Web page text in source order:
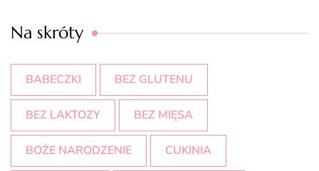
Na skróty
BABECZKI BEZ GLUTENU
BEZ LAKTOZY BEZ MIĘSA
BOŻE NARODZENIE CUKINIA